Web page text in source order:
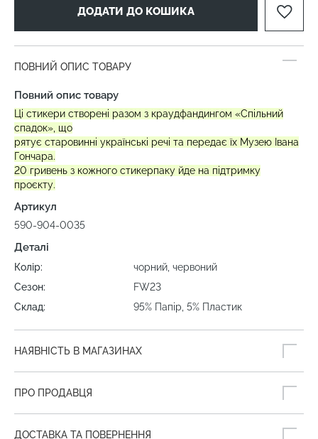
ДОДАТИ ДО КОШИКА
ПОВНИЙ ОПИС ТОВАРУ
Повний опис товару
Ці стикери створені разом з краудфандингом «Спільний
спадок», що
рятує старовинні українські речі та передає їх Музею Івана
Гончара.
20 гривень з кожного стикерпаку йде на підтримку
проєкту.
Артикул
590-904-0035
Деталі
Колір:
чорний, червоний
Сезон:
FW23
Склад:
95% Папір, 5% Пластик
НАЯВНІСТЬ В МАГАЗИНАХ
ПРО ПРОДАВЦЯ
ДОСТАВКА ТА ПОВЕРНЕННЯ